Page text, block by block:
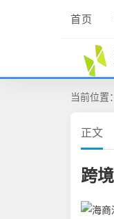
首页
当前位置：
正文
跨